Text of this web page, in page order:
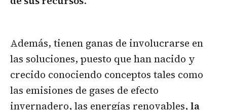
Además, tienen ganas de involucrarse en
las soluciones, puesto que han nacido y
crecido conociendo conceptos tales como
las emisiones de gases de efecto
invernadero, las energías renovables, la